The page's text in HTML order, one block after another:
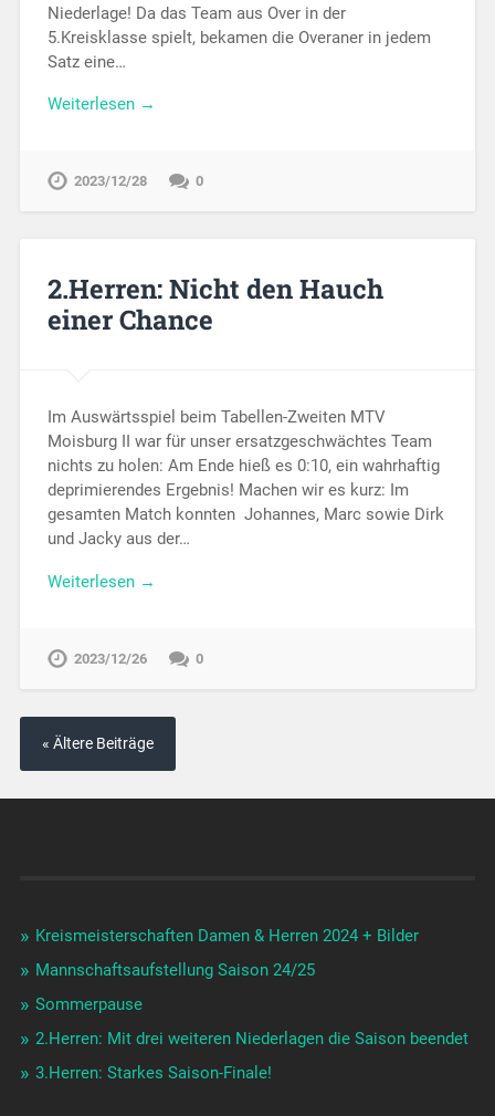
Niederlage! Da das Team aus Over in der
5.Kreisklasse spielt, bekamen die Overaner in jedem
Satz eine…
Weiterlesen →
2023/12/28 0
2.Herren: Nicht den Hauch
einer Chance
Im Auswärtsspiel beim Tabellen-Zweiten MTV
Moisburg II war für unser ersatzgeschwächtes Team
nichts zu holen: Am Ende hieß es 0:10, ein wahrhaftig
deprimierendes Ergebnis! Machen wir es kurz: Im
gesamten Match konnten Johannes, Marc sowie Dirk
und Jacky aus der…
Weiterlesen →
2023/12/26 0
« Ältere Beiträge
Kreismeisterschaften Damen & Herren 2024 + Bilder
Mannschaftsaufstellung Saison 24/25
Sommerpause
2.Herren: Mit drei weiteren Niederlagen die Saison beendet
3.Herren: Starkes Saison-Finale!